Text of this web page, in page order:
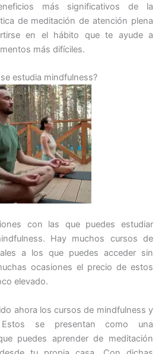
más significativos de la
de meditación de atención plena
en el hábito que te ayude a
más difíciles.
estudia mindfulness?
con las que puedes estudiar
Hay muchos cursos de
a los que puedes acceder sin
ocasiones el precio de estos
elevado.
ahora los cursos de mindfulness y
Estos se presentan como una
puedes aprender de meditación